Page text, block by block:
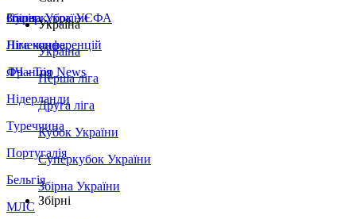
Збірна України
Італія
Німеччина
Франція
Нідерланди
Туреччина
Португалія
Бельгія
МЛС
Суперкубок УЄФА
Ліга конференцій
ЛЧ - Top News
Україна
Україна
Перша ліга
Друга ліга
Кубок України
Суперкубок України
Збірна України
Збірні